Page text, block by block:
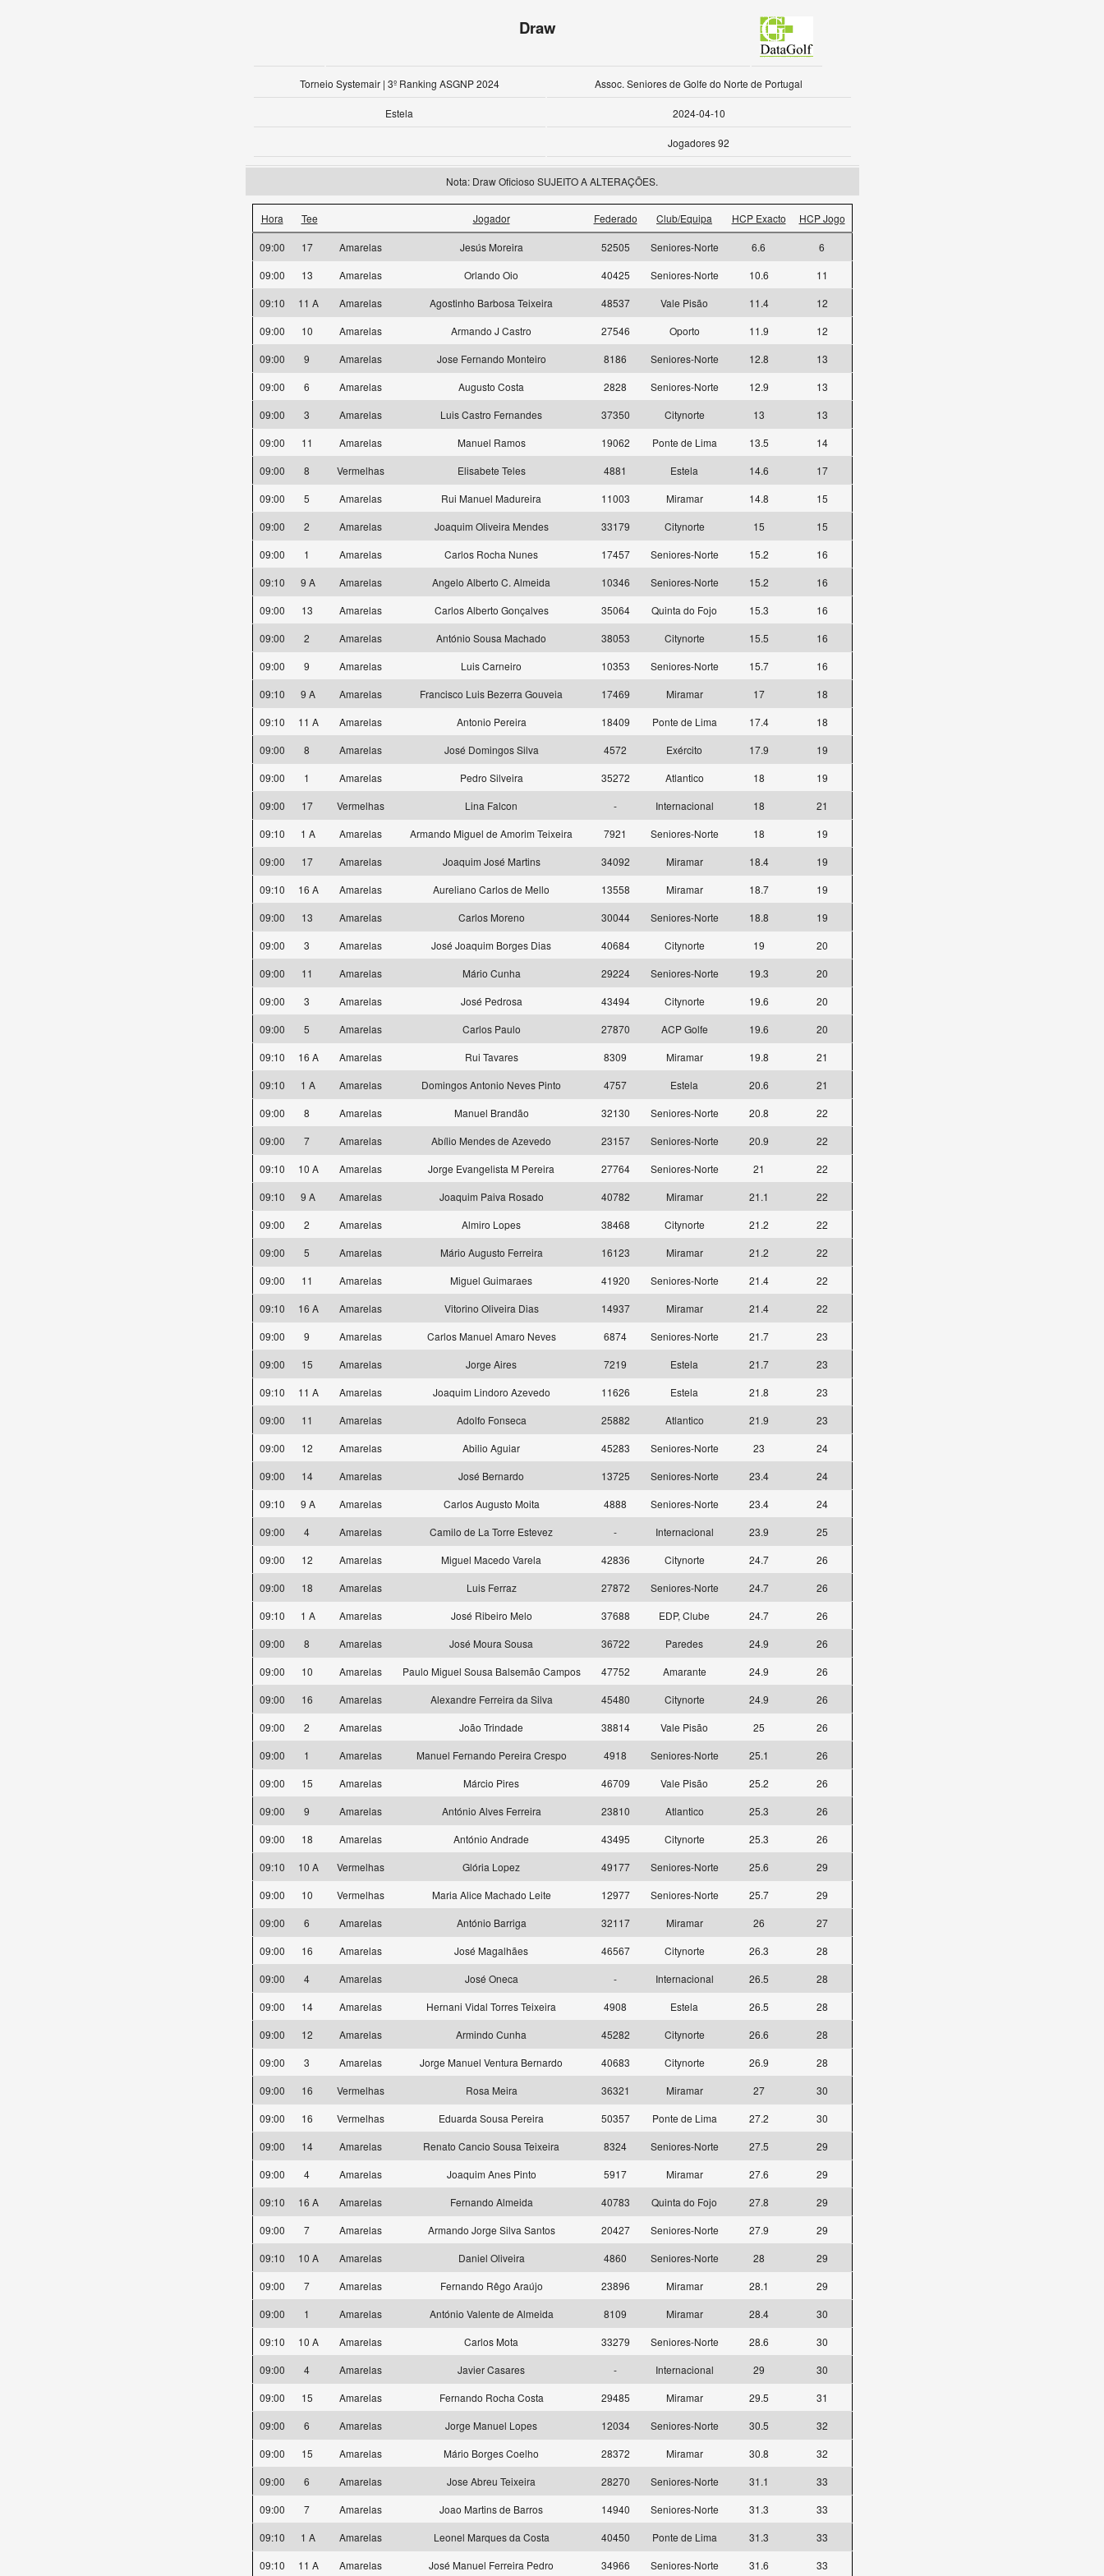
Draw
Torneio Systemair | 3º Ranking ASGNP 2024 Assoc. Seniores de Golfe do Norte de Portugal
Estela 2024-04-10
Jogadores 92
Nota: Draw Oficioso SUJEITO A ALTERAÇÕES.
Hora Tee Jogador Federado Club/Equipa HCP Exacto HCP Jogo
09:00 17 Amarelas Jesús Moreira 52505 Seniores-Norte 6.6
6
09:00
13 Amarelas Orlando Oio 40425 Seniores-Norte 10.6
11
09:10
11 A Amarelas Agostinho Barbosa Teixeira 48537 Vale Pisão 11.4
12
09:00
10 Amarelas Armando J Castro 27546 Oporto 11.9
12
09:00
9 Amarelas Jose Fernando Monteiro 8186 Seniores-Norte 12.8
13
09:00
6 Amarelas Augusto Costa 2828 Seniores-Norte 12.9
13
09:00
3 Amarelas Luis Castro Fernandes 37350 Citynorte 13
13
09:00
11 Amarelas Manuel Ramos 19062 Ponte de Lima 13.5
14
09:00
8 Vermelhas Elisabete Teles 4881 Estela 14.6
17
09:00
5 Amarelas Rui Manuel Madureira 11003 Miramar 14.8
15
09:00
2 Amarelas Joaquim Oliveira Mendes 33179 Citynorte 15
15
09:00
1 Amarelas Carlos Rocha Nunes 17457 Seniores-Norte 15.2
16
09:10
9 A Amarelas Angelo Alberto C. Almeida 10346 Seniores-Norte 15.2
16
09:00
13 Amarelas Carlos Alberto Gonçalves 35064 Quinta do Fojo 15.3
16
09:00
2 Amarelas António Sousa Machado 38053 Citynorte 15.5
16
09:00
9 Amarelas Luis Carneiro 10353 Seniores-Norte 15.7
16
09:10
9 A Amarelas Francisco Luis Bezerra Gouveia 17469 Miramar 17
18
09:10
11 A Amarelas Antonio Pereira 18409 Ponte de Lima 17.4
18
09:00
8 Amarelas José Domingos Silva 4572 Exército 17.9
19
09:00
1 Amarelas Pedro Silveira 35272 Atlantico 18
19
09:00
17 Vermelhas Lina Falcon - Internacional 18
21
09:10
1 A Amarelas Armando Miguel de Amorim Teixeira 7921 Seniores-Norte 18
19
09:00
17 Amarelas Joaquim José Martins 34092 Miramar 18.4
19
09:10
16 A Amarelas Aureliano Carlos de Mello 13558 Miramar 18.7
19
09:00
13 Amarelas Carlos Moreno 30044 Seniores-Norte 18.8
19
09:00
3 Amarelas José Joaquim Borges Dias 40684 Citynorte 19
20
09:00
11 Amarelas Mário Cunha 29224 Seniores-Norte 19.3
20
09:00
3 Amarelas José Pedrosa 43494 Citynorte 19.6
20
09:00
5 Amarelas Carlos Paulo 27870 ACP Golfe 19.6
20
09:10
16 A Amarelas Rui Tavares 8309 Miramar 19.8
21
09:10
1 A Amarelas Domingos Antonio Neves Pinto 4757 Estela 20.6
21
09:00
8 Amarelas Manuel Brandão 32130 Seniores-Norte 20.8
22
09:00
7 Amarelas Abílio Mendes de Azevedo 23157 Seniores-Norte 20.9
22
09:10
10 A Amarelas Jorge Evangelista M Pereira 27764 Seniores-Norte 21
22
09:10
9 A Amarelas Joaquim Paiva Rosado 40782 Miramar 21.1
22
09:00
2 Amarelas Almiro Lopes 38468 Citynorte 21.2
22
09:00
5 Amarelas Mário Augusto Ferreira 16123 Miramar 21.2
22
09:00
11 Amarelas Miguel Guimaraes 41920 Seniores-Norte 21.4
22
09:10
16 A Amarelas Vitorino Oliveira Dias 14937 Miramar 21.4
22
09:00
9 Amarelas Carlos Manuel Amaro Neves 6874 Seniores-Norte 21.7
23
09:00
15 Amarelas Jorge Aires 7219 Estela 21.7
23
09:10
11 A Amarelas Joaquim Lindoro Azevedo 11626 Estela 21.8
23
09:00
11 Amarelas Adolfo Fonseca 25882 Atlantico 21.9
23
09:00
12 Amarelas Abilio Aguiar 45283 Seniores-Norte 23
24
09:00
14 Amarelas José Bernardo 13725 Seniores-Norte 23.4
24
09:10
9 A Amarelas Carlos Augusto Moita 4888 Seniores-Norte 23.4
24
09:00
4 Amarelas Camilo de La Torre Estevez - Internacional 23.9
25
09:00
12 Amarelas Miguel Macedo Varela 42836 Citynorte 24.7
26
09:00
18 Amarelas Luis Ferraz 27872 Seniores-Norte 24.7
26
09:10
1 A Amarelas José Ribeiro Melo 37688 EDP, Clube 24.7
26
09:00
8 Amarelas José Moura Sousa 36722 Paredes 24.9
26
09:00
10 Amarelas Paulo Miguel Sousa Balsemão Campos 47752 Amarante 24.9
26
09:00
16 Amarelas Alexandre Ferreira da Silva 45480 Citynorte 24.9
26
09:00
2 Amarelas João Trindade 38814 Vale Pisão 25
26
09:00
1 Amarelas Manuel Fernando Pereira Crespo 4918 Seniores-Norte 25.1
26
09:00
15 Amarelas Márcio Pires 46709 Vale Pisão 25.2
26
09:00
9 Amarelas António Alves Ferreira 23810 Atlantico 25.3
26
09:00
18 Amarelas António Andrade 43495 Citynorte 25.3
26
09:10
10 A Vermelhas Glória Lopez 49177 Seniores-Norte 25.6
29
09:00
10 Vermelhas Maria Alice Machado Leite 12977 Seniores-Norte 25.7
29
09:00
6 Amarelas António Barriga 32117 Miramar 26
27
09:00
16 Amarelas José Magalhães 46567 Citynorte 26.3
28
09:00
4 Amarelas José Oneca - Internacional 26.5
28
09:00
14 Amarelas Hernani Vidal Torres Teixeira 4908 Estela 26.5
28
09:00
12 Amarelas Armindo Cunha 45282 Citynorte 26.6
28
09:00
3 Amarelas Jorge Manuel Ventura Bernardo 40683 Citynorte 26.9
28
09:00
16 Vermelhas Rosa Meira 36321 Miramar 27
30
09:00
16 Vermelhas Eduarda Sousa Pereira 50357 Ponte de Lima 27.2
30
09:00
14 Amarelas Renato Cancio Sousa Teixeira 8324 Seniores-Norte 27.5
29
09:00
4 Amarelas Joaquim Anes Pinto 5917 Miramar 27.6
29
09:10
16 A Amarelas Fernando Almeida 40783 Quinta do Fojo 27.8
29
09:00
7 Amarelas Armando Jorge Silva Santos 20427 Seniores-Norte 27.9
29
09:10
10 A Amarelas Daniel Oliveira 4860 Seniores-Norte 28
29
09:00
7 Amarelas Fernando Rêgo Araújo 23896 Miramar 28.1
29
09:00
1 Amarelas António Valente de Almeida 8109 Miramar 28.4
30
09:10
10 A Amarelas Carlos Mota 33279 Seniores-Norte 28.6
30
09:00
4 Amarelas Javier Casares - Internacional 29
30
09:00
15 Amarelas Fernando Rocha Costa 29485 Miramar 29.5
31
09:00
6 Amarelas Jorge Manuel Lopes 12034 Seniores-Norte 30.5
32
09:00
15 Amarelas Mário Borges Coelho 28372 Miramar 30.8
32
09:00
6 Amarelas Jose Abreu Teixeira 28270 Seniores-Norte 31.1
33
09:00
7 Amarelas Joao Martins de Barros 14940 Seniores-Norte 31.3
33
09:10
1 A Amarelas Leonel Marques da Costa 40450 Ponte de Lima 31.3
33
09:10
11 A Amarelas José Manuel Ferreira Pedro 34966 Seniores-Norte 31.6 33